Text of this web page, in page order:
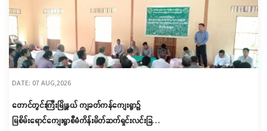
DATE: 07 AUG,2026
တောင်တွင်းကြီးမြို့နယ် ကျခတ်ကန်ကျေးရွာ၌
မြစိမ်းရောင်ကျေးရွာစီမံကိန်းမိတ်ဆက်ရှင်းလင်းခြင်း